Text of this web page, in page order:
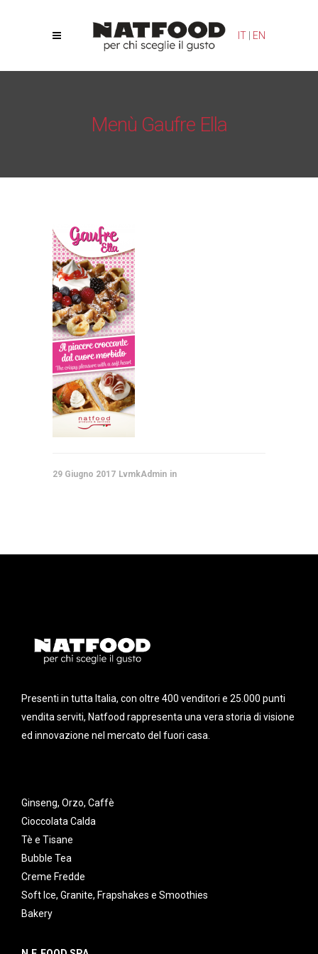
IT EN
Menù Gaufre Ella
29 Giugno 2017 LvmkAdmin
Presenti in tutta Italia, con oltre 400 venditori e 25.000 punti
vendita serviti, Natfood rappresenta una vera storia di visione
ed innovazione nel mercato del fuori casa.
Ginseng, Orzo, Caffè
Cioccolata Calda
Tè e Tisane
Bubble Tea
Creme Fredde
Soft Ice, Granite, Frapshakes e Smoothies
Bakery
Le tue preferenze relative alla privacy